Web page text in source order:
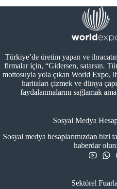
Türkiye’de üretim yapan ve
firmalar için, “Gidersen, satarsın.
mottosuyla yola çıkan World Expo,
haritaları çizmek ve dünya
faydalanmalarını sağlamak
Sosyal Medya
Sosyal medya hesaplarımızdan bizi
haberdar olun:
Sektörel